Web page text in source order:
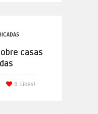
casas
Likes!
0